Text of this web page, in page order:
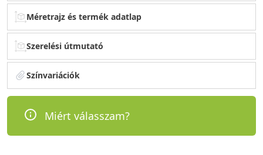
Méretrajz és termék adatlap
Szerelési útmutató
Színvariációk
Miért válasszam?